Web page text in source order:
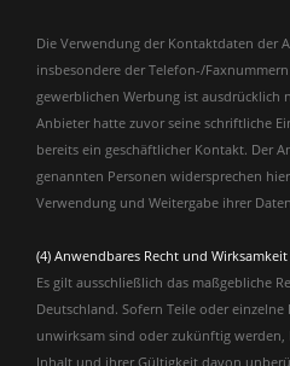
Die Verwendung der Kontaktdaten der
insbesondere der Telefon-/
gewerblichen Werbung ist ausdrücklich
Anbieter hatte zuvor seine schriftliche
bereits ein geschäftlicher Kontakt. Der
genannten Personen widersprechen
Verwendung und Weitergabe ihrer
(4) Anwendbares Recht und Wirksamkeit
Es gilt ausschließlich das maßgebliche
Deutschland. Sofern Teile oder
unwirksam sind oder zukünftig
Inhalt und ihrer Gültigkeit davon